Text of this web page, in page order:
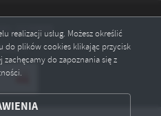
realizacji usług. Możesz określić
do plików cookies klikając przycisk
zachęcamy do zapoznania się z
2120806
3